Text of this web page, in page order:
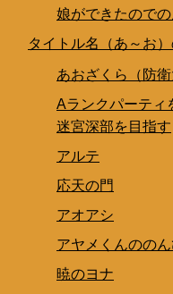
娘ができたので
タイトル名（あ～お
あおざくら（防衛
Aランクパーティ
迷宮深部を目指す
アルテ
応天の門
アオアシ
アヤメくんのの
暁のヨナ